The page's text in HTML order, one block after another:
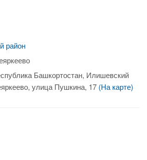
район
Башкортостан, Илишевский
улица Пушкина, 17 (На карте)